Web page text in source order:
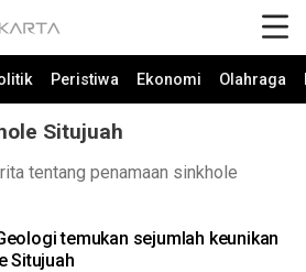
Peristiwa Ekonomi Olahraga
Situjuah
tentang penamaan sinkhole
temukan sejumlah keunikan
Situjuah